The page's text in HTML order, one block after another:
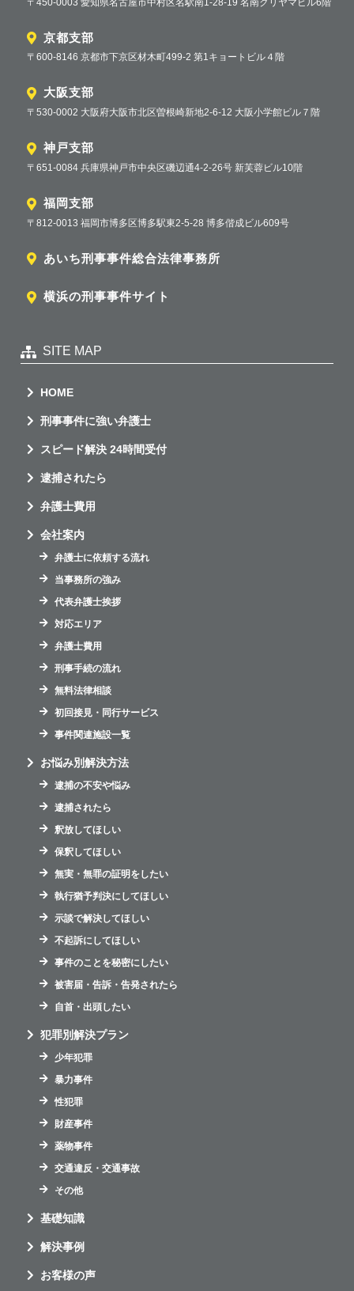
京都支部
〒600-8146 京都市下京区材木町499-2 第1キョートビル４階
大阪支部
〒530-0002 大阪府大阪市北区曽根崎新地2-6-12 大阪小学館ビル７階
神戸支部
〒651-0084 兵庫県神戸市中央区磯辺通4-2-26号 新芙蓉ビル10階
福岡支部
〒812-0013 福岡市博多区博多駅東2-5-28 博多偕成ビル609号
あいち刑事事件総合法律事務所
横浜の刑事事件サイト
SITE MAP
HOME
刑事事件に強い弁護士
スピード解決 24時間受付
逮捕されたら
弁護士費用
会社案内
弁護士に依頼する流れ
当事務所の強み
代表弁護士挨拶
対応エリア
弁護士費用
刑事手続の流れ
無料法律相談
初回接見・同行サービス
事件関連施設一覧
お悩み別解決方法
逮捕の不安や悩み
逮捕されたら
釈放してほしい
保釈してほしい
無実・無罪の証明をしたい
執行猶予判決にしてほしい
示談で解決してほしい
不起訴にしてほしい
事件のことを秘密にしたい
被害届・告訴・告発されたら
自首・出頭したい
犯罪別解決プラン
少年犯罪
暴力事件
性犯罪
財産事件
薬物事件
交通違反・交通事故
その他
基礎知識
解決事例
お客様の声